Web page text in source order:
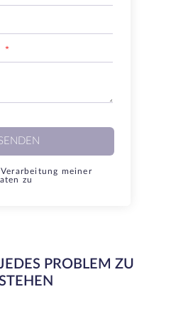
meiner
zu
PROBLEM ZU